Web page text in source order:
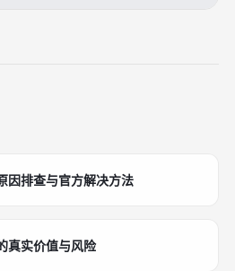
因排查与官方解决方法
真实价值与风险